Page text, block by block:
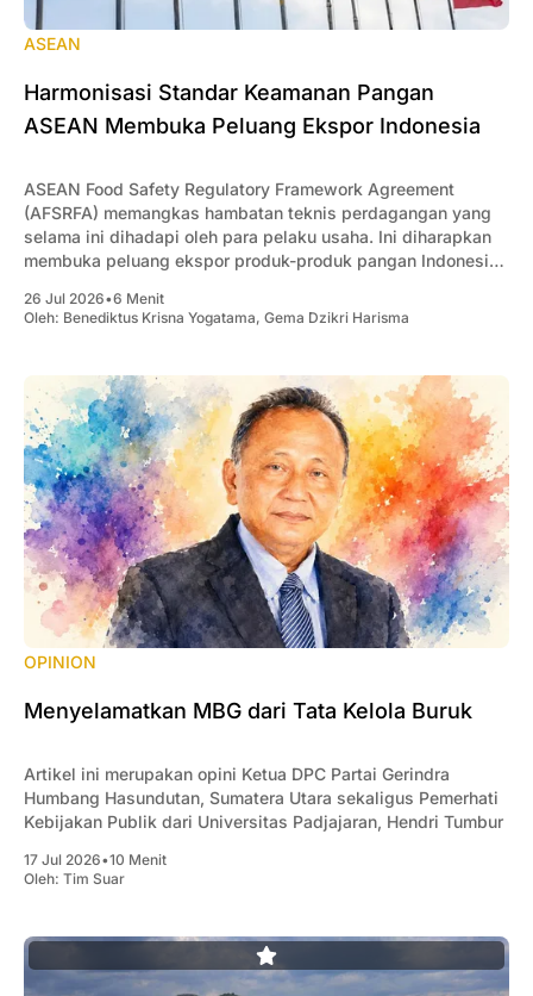
ASEAN
Harmonisasi Standar Keamanan Pangan
ASEAN Membuka Peluang Ekspor Indonesia
ASEAN Food Safety Regulatory Framework Agreement
(AFSRFA) memangkas hambatan teknis perdagangan yang
selama ini dihadapi oleh para pelaku usaha. Ini diharapkan
membuka peluang ekspor produk-produk pangan Indonesia
26 Jul 2026•6 Menit
Oleh: Benediktus Krisna Yogatama, Gema Dzikri Harisma
OPINION
Menyelamatkan MBG dari Tata Kelola Buruk
Artikel ini merupakan opini Ketua DPC Partai Gerindra
Humbang Hasundutan, Sumatera Utara sekaligus Pemerhati
Kebijakan Publik dari Universitas Padjajaran, Hendri Tumbur
17 Jul 2026•10 Menit
Oleh: Tim Suar